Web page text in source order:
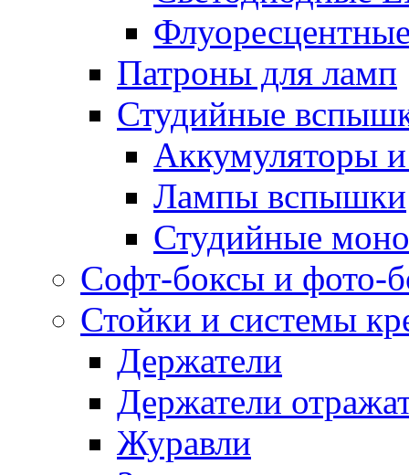
Патроны для ламп
Студийные
Аккумуляторы
Лампы вспышки
Студийные
Софт-боксы и фото-
Стойки и системы
Держатели
Держатели
Журавли